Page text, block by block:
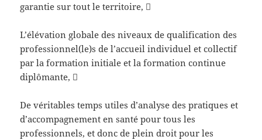
garantie sur tout le territoire, 
L’élévation globale des niveaux de qualification des
professionnel(le)s de l’accueil individuel et collectif
par la formation initiale et la formation continue
diplômante, 
De véritables temps utiles d’analyse des pratiques et
d’accompagnement en santé pour tous les
professionnels, et donc de plein droit pour les